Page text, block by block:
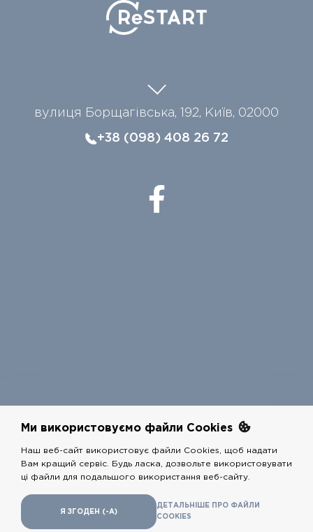
вулиця Борщагівська, 192, Київ, 02000
+38 (098) 408 26 72
COPYRIGHTS @ РЕСТАРТ 2026 - ALL RIGHTS RESERVED
adshelp.group ,shugov.com
Ми використовуємо файли Cookies
Наш веб-сайт використовує файли Cookies, щоб надати
Вам кращий сервіс. Будь ласка, дозвольте використовувати
ці файли для подальшого використання веб-сайту.
Я ЗГОДЕН (-А)
ДЕТАЛЬНIШЕ ПРО ФАЙЛИ
COOKIES